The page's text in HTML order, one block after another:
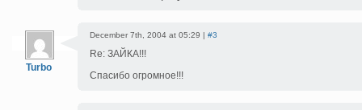
Turbo
December 7th, 2004 at 05:29 | #3
Re: ЗАЙКА!!!
Спасибо огромное!!!